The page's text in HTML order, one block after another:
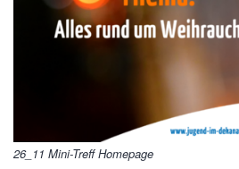
26_11 Mini-Treff Homepage